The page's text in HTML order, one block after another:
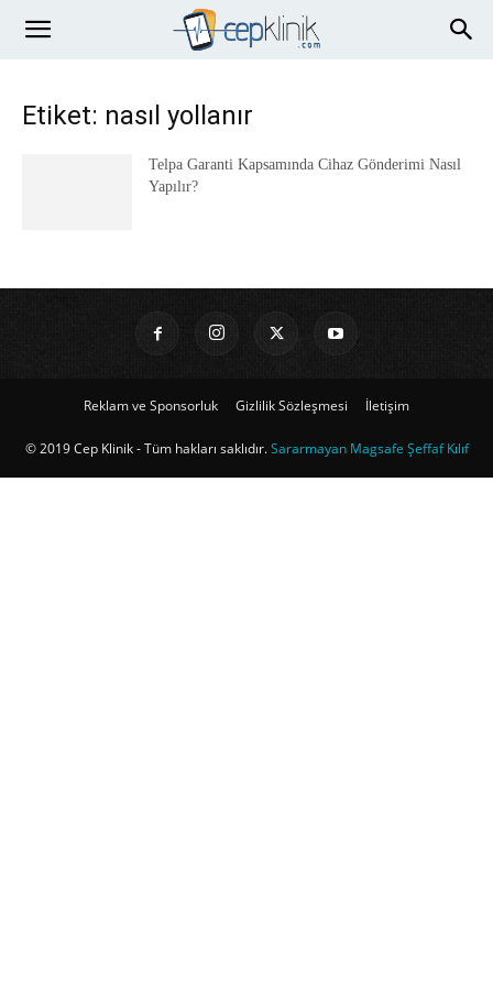
Etiket: nasıl yollanır
Telpa Garanti Kapsamında Cihaz Gönderimi Nasıl
Yapılır?
Reklam ve Sponsorluk Gizlilik Sözleşmesi İletişim
© 2019 Cep Klinik - Tüm hakları saklıdır.Sararmayan Magsafe Şeffaf Kılıf